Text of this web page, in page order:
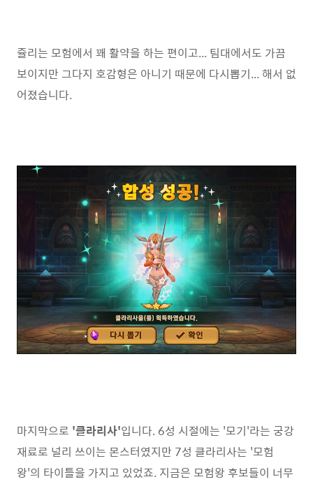
쥴리는 모험에서 꽤 활약을 하는 편이고... 팀대에서도 가끔
보이지만 그다지 호감형은 아니기 때문에 다시뽑기... 해서 없
어졌습니다.
마지막으로 '클라리사'입니다. 6성 시절에는 '모기'라는 궁강
재료로 널리 쓰이는 몬스터였지만 7성 클라리사는 '모험
왕'의 타이틀을 가지고 있었죠. 지금은 모험왕 후보들이 너무